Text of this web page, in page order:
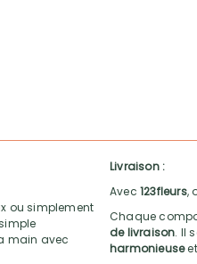
ou simplement
main avec
Livraison :
Avec 123fleurs,
Chaque
de livraison. Il
harmonieuse